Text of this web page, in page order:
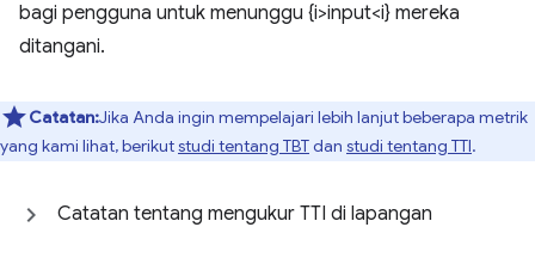
bagi pengguna untuk menunggu {i>input<i} mereka
ditangani.
Catatan:Jika Anda ingin mempelajari lebih lanjut beberapa metrik
yang kami lihat, berikutstudi tentang TBTdan studi tentang TTI.
Catatan tentang mengukur TTI di lapangan